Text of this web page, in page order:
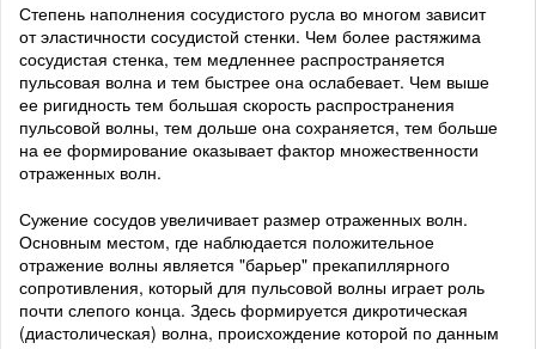
Степень наполнения сосудистого русла во многом зависит
от эластичности сосудистой стенки. Чем более растяжима
сосудистая стенка, тем медленнее распространяется
пульсовая волна и тем быстрее она ослабевает. Чем выше
ее ригидность тем большая скорость распространения
пульсовой волны, тем дольше она сохраняется, тем больше
на ее формирование оказывает фактор множественности
отраженных волн.
Сужение сосудов увеличивает размер отраженных волн.
Основным местом, где наблюдается положительное
отражение волны является "барьер" прекапиллярного
сопротивления, который для пульсовой волны играет роль
почти слепого конца. Здесь формируется дикротическая
(диастолическая) волна, происхождение которой по данным